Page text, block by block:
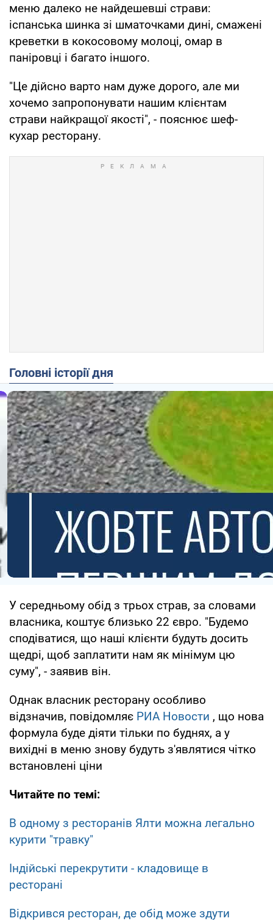
меню далеко не найдешевші страви:
іспанська шинка зі шматочками дині, смажені
креветки в кокосовому молоці, омар в
паніровці і багато іншого.
"Це дійсно варто нам дуже дорого, але ми
хочемо запропонувати нашим клієнтам
страви найкращої якості", - пояснює шеф-
кухар ресторану.
Головні історії дня
У середньому обід з трьох страв, за словами
власника, коштує близько 22 євро. "Будемо
сподіватися, що наші клієнти будуть досить
щедрі, щоб заплатити нам як мінімум цю
суму", - заявив він.
Однак власник ресторану особливо
відзначив, повідомляє РИА Новости , що нова
формула буде діяти тільки по буднях, а у
вихідні в меню знову будуть з'являтися чітко
встановлені ціни
Читайте по темі:
В одному з ресторанів Ялти можна легально
курити "травку"
Індійські перекрутити - кладовище в
ресторані
Відкрився ресторан, де обід може здути